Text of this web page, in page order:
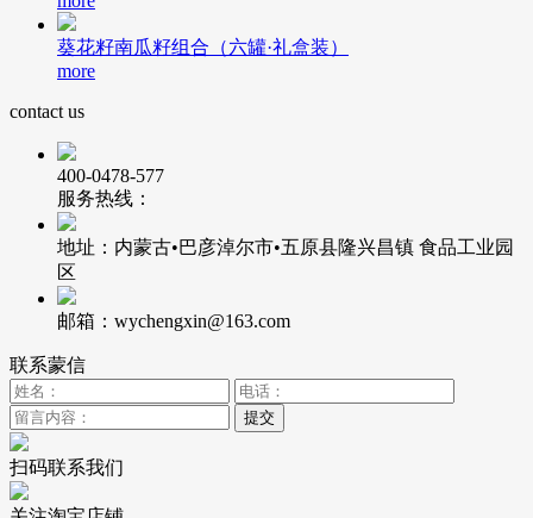
葵花籽南瓜籽组合（六罐·礼盒装）
more
contact us
400-0478-577
服务热线：
地址：内蒙古•巴彦淖尔市•五原县隆兴昌镇 食品工业园
区
邮箱：wychengxin@163.com
联系蒙信
扫码联系我们